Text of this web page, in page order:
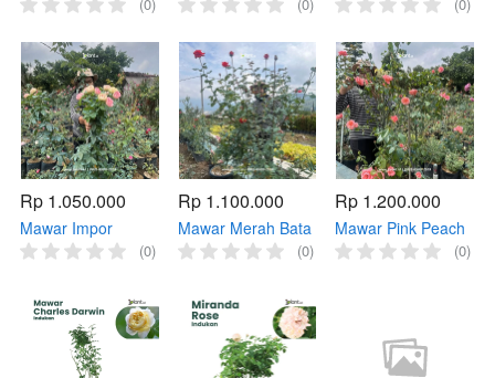
Rp 1.050.000
Mawar Impor
Lovely Rokoko
(0)
Rp 1.100.000
Mawar Merah Bata
(Indukan)
(0)
Rp 1.200.000
Mawar Pink Peach
(Indukan)
(0)